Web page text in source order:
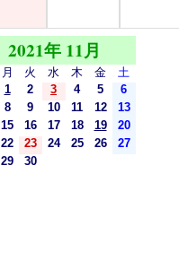
2021年 11月
月 火 水 木 金
土
1
2 3 4 5
6
8 9 10 11 12
13
15 16 17 18 19
20
22 23 24 25 26
27
29 30